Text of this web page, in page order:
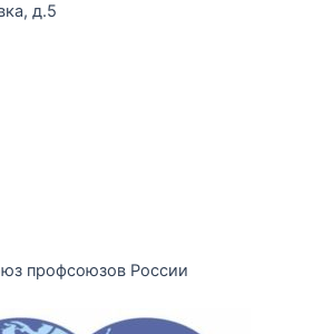
д.5
профсоюзов России